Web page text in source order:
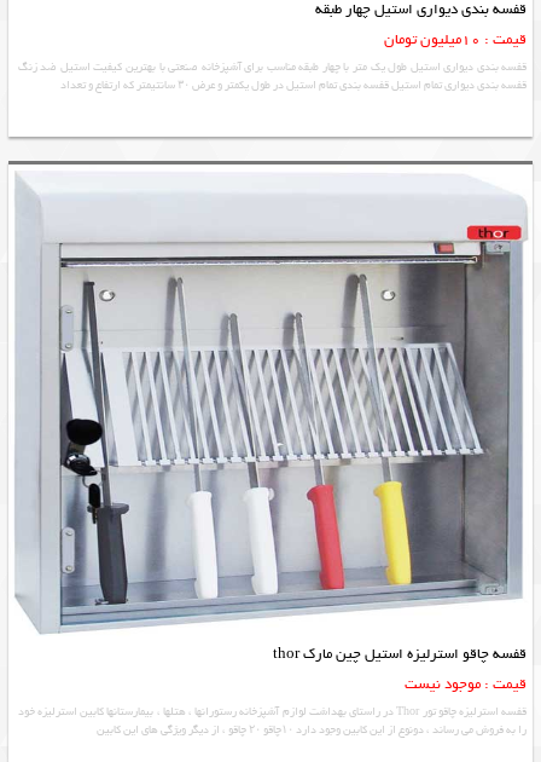
قفسه بندی دیواری استیل چهار طبقه
قیمت : 10میلیون تومان
قفسه بندی دیواری استیل طول یک متر با چهار طبقه مناسب برای آشپزخانه صنعتی با بهترین کیفیت استیل ضد زنگ
قفسه بندی دیواری تمام استیل قفسه بندی تمام استیل در طول یکمتر و عرض ۳۰ سانتیمتر که ارتفاع و تعداد
قفسه چاقو استرلیزه استیل چین مارک thor
قیمت : موجود نیست
قفسه استرلیزه چاقو تور Thor در راستای بهداشت لوازم آشپزخانه رستورانها ، هتلها ، بیمارستانها کابین استرلیزه خود
را به فروش می رساند ، دونوع از این کابین وجود دارد ۱۰چاقو ۲۰ چاقو ، از دیگر ویژگی های این کابین